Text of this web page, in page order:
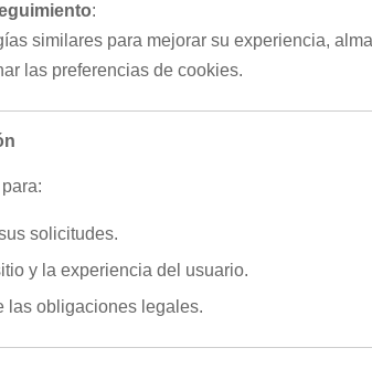
:
similares para mejorar su experiencia,
las preferencias de cookies.
solicitudes.
y la experiencia del usuario.
las obligaciones legales.